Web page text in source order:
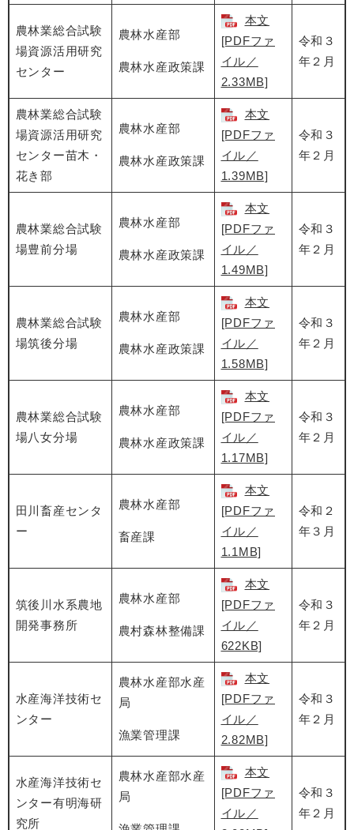
農林業総合試験
場資源活用研究
センター
農林水産部
農林水産政策課
本文
[PDFファ
イル／
2.33MB]
令和３
年２月
農林業総合試験
場資源活用研究
センター苗木・
花き部
農林水産部
農林水産政策課
本文
[PDFファ
イル／
1.39MB]
令和３
年２月
農林業総合試験
場豊前分場
農林水産部
農林水産政策課
本文
[PDFファ
イル／
1.49MB]
令和３
年２月
農林業総合試験
場筑後分場
農林水産部
農林水産政策課
本文
[PDFファ
イル／
1.58MB]
令和３
年２月
農林業総合試験
場八女分場
農林水産部
農林水産政策課
本文
[PDFファ
イル／
1.17MB]
令和３
年２月
田川畜産センタ
ー
農林水産部
畜産課
本文
[PDFファ
イル／
1.1MB]
令和２
年３月
筑後川水系農地
開発事務所
農林水産部
農村森林整備課
本文
[PDFファ
イル／
622KB]
令和３
年２月
水産海洋技術セ
ンター
農林水産部水産
局
漁業管理課
本文
[PDFファ
イル／
2.82MB]
令和３
年２月
水産海洋技術セ
ンター有明海研
究所
農林水産部水産
局
本文
[PDFファ
イル／
令和３
年２月